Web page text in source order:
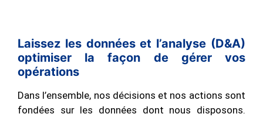
Laissez les données et l’analyse (D&A)
optimiser la façon de gérer vos
opérations
Dans l’ensemble, nos décisions et nos actions sont
fondées sur les données dont nous disposons.